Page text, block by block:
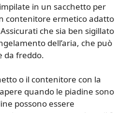
in un sacchetto per
contenitore ermetico adatto
che sia ben sigillato
dell’aria, che può
da freddo.
o il contenitore con la
quando le piadine sono
possono essere